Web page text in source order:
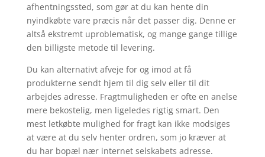
afhentningssted, som gør at du kan hente din
nyindkøbte vare præcis når det passer dig. Denne er
altså ekstremt uproblematisk, og mange gange tillige
den billigste metode til levering.
Du kan alternativt afveje for og imod at få
produkterne sendt hjem til dig selv eller til dit
arbejdes adresse. Fragtmuligheden er ofte en anelse
mere bekostelig, men ligeledes rigtig smart. Den
mest letkøbte mulighed for fragt kan ikke modsiges
at være at du selv henter ordren, som jo kræver at
du har bopæl nær internet selskabets adresse.